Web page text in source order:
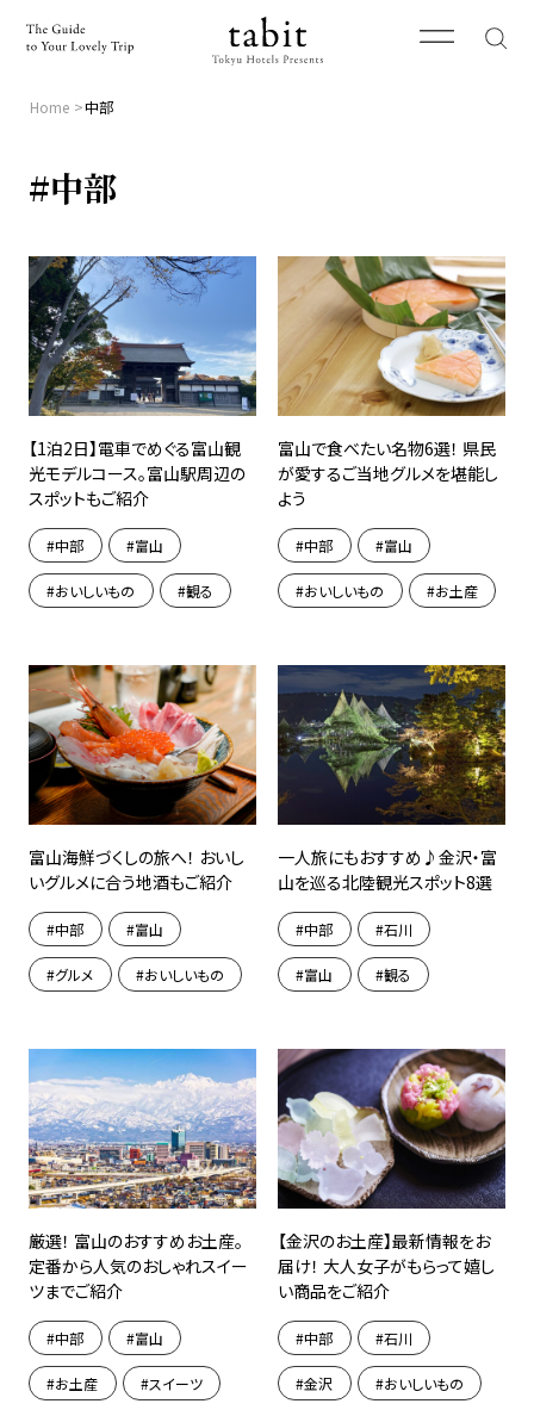
Home 中部
#中部
【1泊2日】電車でめぐる富山観
光モデルコース。富山駅周辺の
スポットもご紹介
中部 富山
おいしいもの 観る
富山で食べたい名物6選！ 県民
が愛するご当地グルメを堪能し
よう
中部 富山
おいしいもの お土産
富山海鮮づくしの旅へ！ おいし
いグルメに合う地酒もご紹介
中部 富山
グルメ おいしいもの
一人旅にもおすすめ♪金沢・富
山を巡る北陸観光スポット8選
中部 石川
富山 観る
厳選！ 富山のおすすめお土産。
定番から人気のおしゃれスイー
ツまでご紹介
中部 富山
お土産 スイーツ
【金沢のお土産】最新情報をお
届け！ 大人女子がもらって嬉し
い商品をご紹介
中部 石川
金沢 おいしいもの